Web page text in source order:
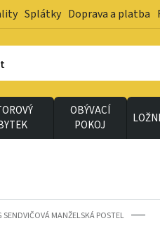
Splátky Doprava a platba
OBÝVACÍ
POKOJ
SENDVIČOVÁ MANŽELSKÁ POSTEL